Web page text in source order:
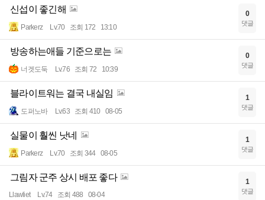
신섭이 좋긴해
Parkerz Lv.70 조회 172 13:10
0
댓글
방송하는애들 기준으로는
너겟도둑 Lv.76 조회 72 10:39
0
댓글
블라이트워는 결국 내실임
도퍼노바 Lv.63 조회 410 08-05
1
댓글
실물이 훨씬 낫네
Parkerz Lv.70 조회 344 08-05
1
댓글
그림자 군주 상시 배포 좋다
Llawliet Lv.74 조회 488 08-04
1
댓글